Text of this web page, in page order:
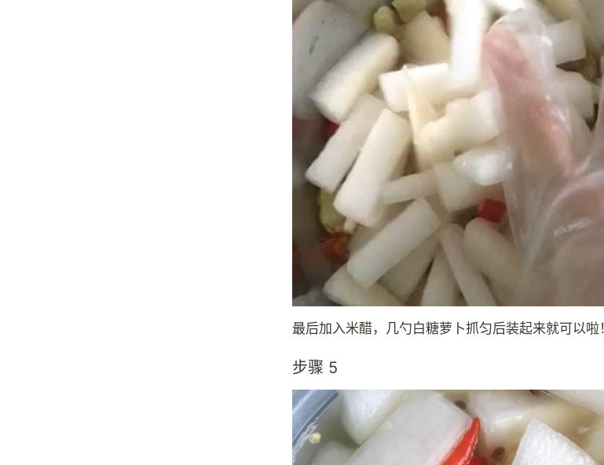
最后加入米醋，几勺白糖萝卜抓匀后装起来就可以啦！
步骤 5